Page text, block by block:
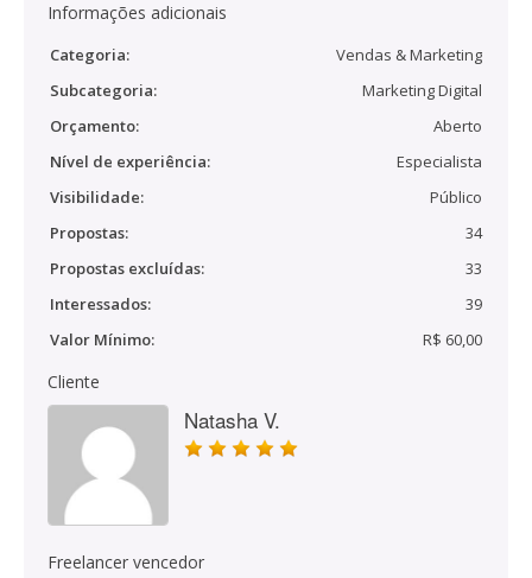
Informações adicionais
Categoria:
Vendas & Marketing
Subcategoria:
Marketing Digital
Orçamento:
Aberto
Nível de experiência:
Especialista
Visibilidade:
Público
Propostas:
34
Propostas excluídas:
33
Interessados:
39
Valor Mínimo:
R$ 60,00
Cliente
Natasha V.
Freelancer vencedor